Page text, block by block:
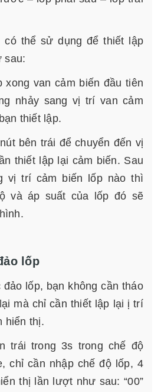
có thể sử dụng để thiết lập
sau:
xong van cảm biến đầu tiên
nhảy sang vị trí van cảm
thiết lập.
bên trái để chuyển đến vị
thiết lập lại cảm biến. Sau
vị trí cảm biến lốp nào thì
và áp suất của lốp đó sẽ
lốp
lốp, bạn không cần tháo
mà chỉ cần thiết lập lại ị trí
hiển thị.
trái trong 3s trong chế độ
chỉ cần nhập chế độ lốp, 4
thị lần lượt như sau: “00”